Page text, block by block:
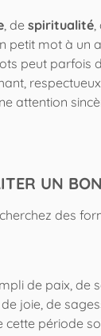
, de spiritualité
petit mot à un
peut parfois
attention
UN
des
de paix, de
joie, de
période